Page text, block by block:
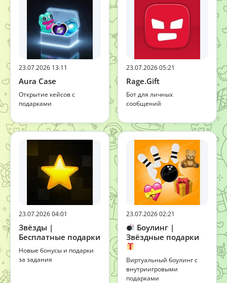
23.07.2026 13:11
Aura Case
Открытие кейсов с
подарками
23.07.2026 05:21
Rage.Gift
Бот для личных
сообщений
23.07.2026 04:01
Звёзды |
Бесплатные подарки
Новые бонусы и подарки
за задания
23.07.2026 02:21
Боулинг |
Звёздные подарки
Виртуальный боулинг с
внутриигровыми
подарками